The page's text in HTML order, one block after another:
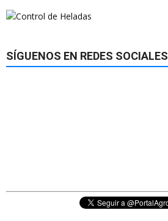
SÍGUENOS EN REDES SOCIALES